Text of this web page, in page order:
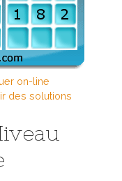
on-line
des solutions